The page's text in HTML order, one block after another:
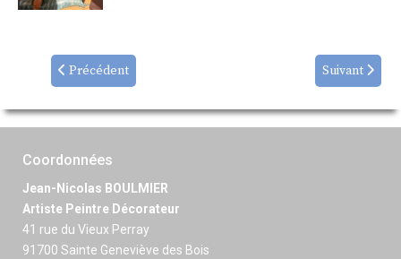
Précédent Suivant
Coordonnées
Jean-Nicolas BOULMIER
Artiste Peintre Décorateur
41 rue du Vieux Perray
91700 Sainte Geneviève des Bois